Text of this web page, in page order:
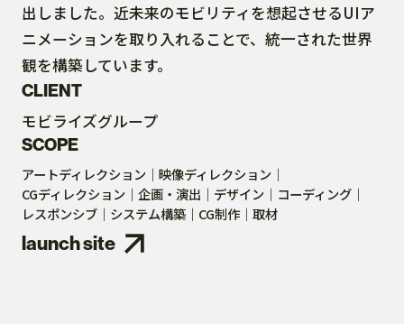
出しました。近未来のモビリティを想起させるUIア
ニメーションを取り入れることで、統一された世界
観を構築しています。
CLIENT
モビライズグループ
SCOPE
アートディレクション
映像ディレクション
CGディレクション
企画・演出 デザイン
コーディング
レスポンシブ
システム構築 CG制作 取材
launch site